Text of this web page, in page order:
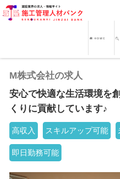
M株式会社の求人
安心で快適な生活環境を
くりに貢献しています♪
高収入 スキルアップ可能
即日勤務可能